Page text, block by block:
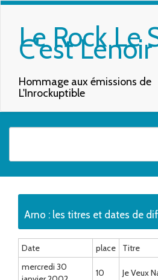
Le Rock Le
C'est Lenoir
Hommage aux émissions de
L'Inrockuptible
Arno : les titres et dates de
Date place
Titre
mercredi 30
10 Je Veux